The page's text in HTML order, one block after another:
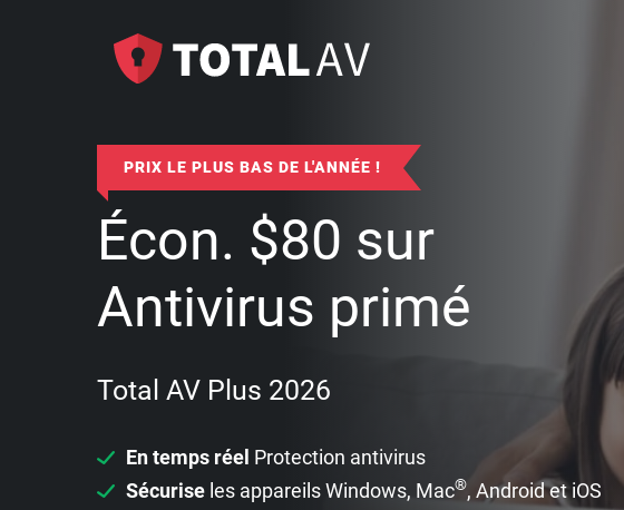
PRIX LE PLUS BAS DE L'ANNÉE !
Écon. $80 sur
Antivirus primé
Total AV Plus 2026
En temps réel Protection antivirus
Sécurise les appareils Windows, Mac®, Android et iOS